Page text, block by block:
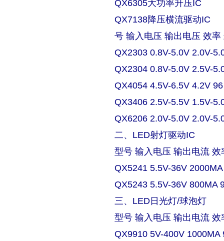
QX6305大功率升压IC
QX7138降压横流驱动IC
号 输入电压 输出电压 效率
QX2303 0.8V-5.0V 2.0V-
QX2304 0.8V-5.0V 2.5V-
QX4054 4.5V-6.5V 4.2V
QX3406 2.5V-5.5V 1.5V-
QX6206 2.0V-5.0V 2.0V-
二、LED射灯驱动IC
型号 输入电压 输出电流 效
QX5241 5.5V-36V
QX5243 5.5V-36V 800MA
三、LED日光灯/球泡灯
型号 输入电压 输出电流 效
QX9910 5V-400V 1000MA